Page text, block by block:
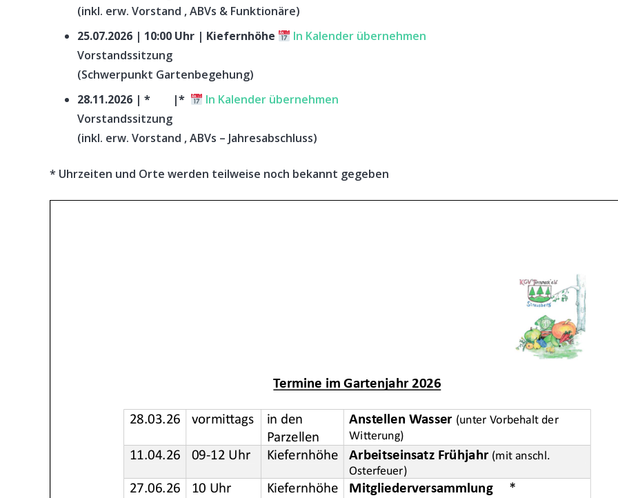
(inkl. erw. Vorstand , ABVs & Funktionäre)
25.07.2026 | 10:00 Uhr | Kiefernhöhe
In Kalender übernehmen
Vorstandssitzung
(Schwerpunkt Gartenbegehung)
28.11.2026 | * |*
In Kalender übernehmen
Vorstandssitzung
(inkl. erw. Vorstand , ABVs – Jahresabschluss)
* Uhrzeiten und Orte werden teilweise noch bekannt gegeben